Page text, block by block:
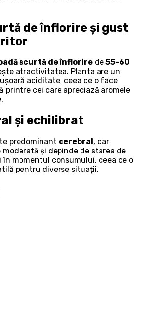
de înflorire și gust
scurtă de înflorire de55-60
atractivitatea. Planta are un
aciditate, ceea ce o face
printre cei care apreciază aromele
și echilibrat
predominant cerebral , dar
și depinde de starea de
momentul consumului, ceea ce o
pentru diverse situații.